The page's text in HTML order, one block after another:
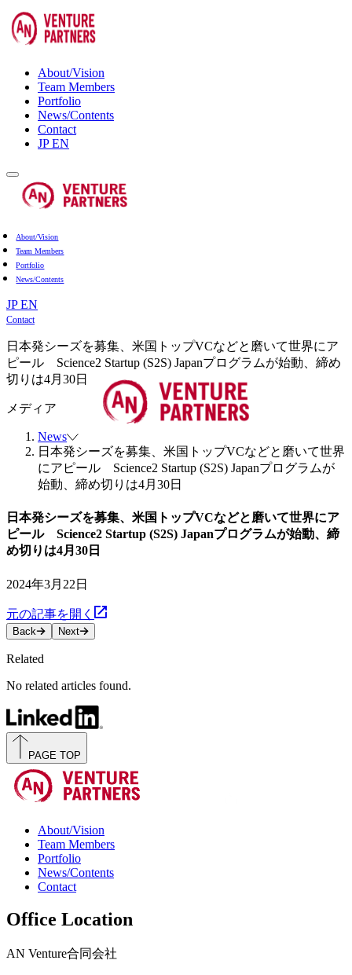
About/Vision
Team Members
Portfolio
News/Contents
Contact
JPEN
About/Vision
Team Members
Portfolio
News/Contents
JPEN
Contact
日本発シーズを募集、米国トップVCなどと磨いて世界にア
ピール Science2 Startup (S2S) Japanプログラムが始動、締め
切りは4月30日
メディア
News
日本発シーズを募集、米国トップVCなどと磨いて世界
にアピール Science2 Startup (S2S) Japanプログラムが
始動、締め切りは4月30日
日本発シーズを募集、米国トップVCなどと磨いて世界にア
ピール Science2 Startup (S2S) Japanプログラムが始動、締
め切りは4月30日
2024年3月22日
元の記事を開く
Back Next
Related
No related articles found.
PAGE TOP
About/Vision
Team Members
Portfolio
News/Contents
Contact
Office Location
AN Venture合同会社